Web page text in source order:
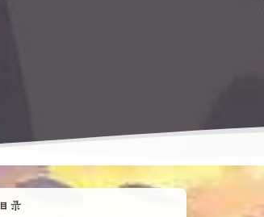
目录